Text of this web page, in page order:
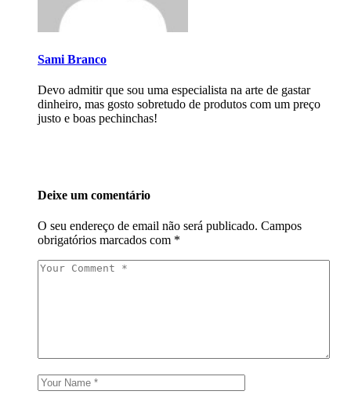
Sami Branco
Devo admitir que sou uma especialista na arte de gastar
dinheiro, mas gosto sobretudo de produtos com um preço
justo e boas pechinchas!
Deixe um comentário
O seu endereço de email não será publicado. Campos
obrigatórios marcados com *